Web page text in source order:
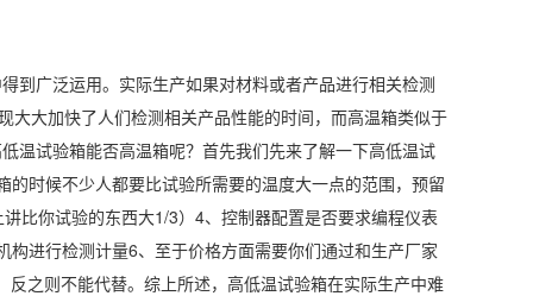
广泛运用。实际生产如果对材料或者产品进行相关检测
大加快了人们检测相关产品性能的时间，而高温箱类似于
温试验箱能否高温箱呢？首先我们先来了解一下高低温试
时候不少人都要比试验所需要的温度大一点的范围，预留
比你试验的东西大1/3）4、控制器配置是否要求编程仪表
进行检测计量6、至于价格方面需要你们通过和生产厂家
之则不能代替。综上所述，高低温试验箱在实际生产中难